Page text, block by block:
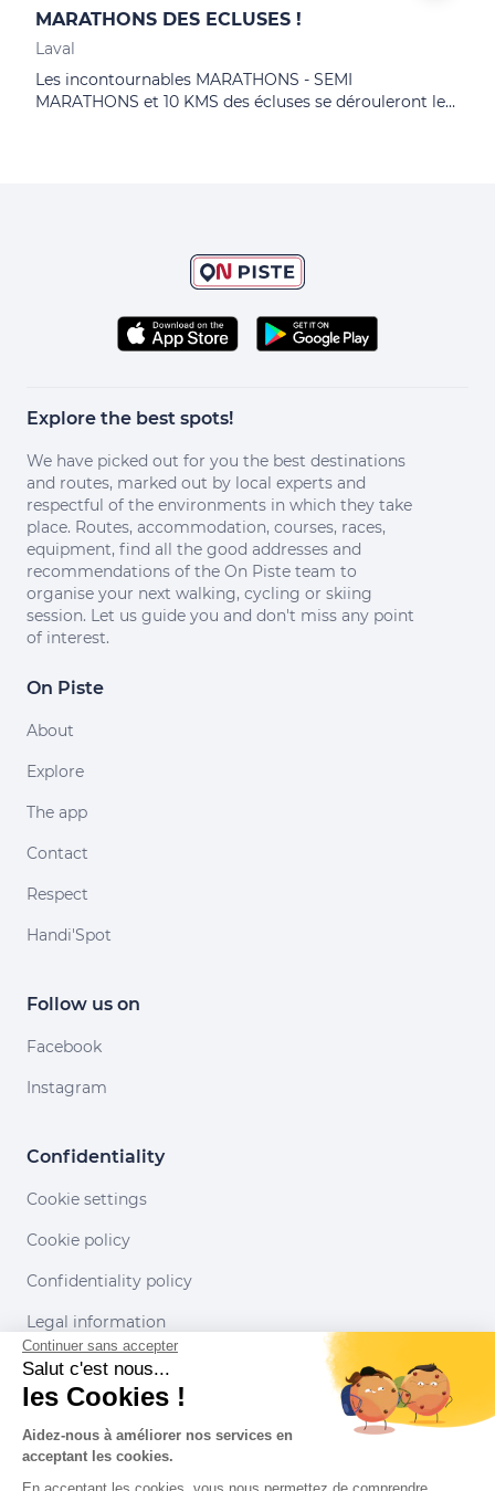
MARATHONS DES ECLUSES !
Laval
Les incontournables MARATHONS - SEMI
MARATHONS et 10 KMS des écluses se dérouleront le
Explore the best spots!
We have picked out for you the best destinations
and routes, marked out by local experts and
respectful of the environments in which they take
place. Routes, accommodation, courses, races,
equipment, find all the good addresses and
recommendations of the On Piste team to
organise your next walking, cycling or skiing
session. Let us guide you and don't miss any point
of interest.
On Piste
About
Explore
The app
Contact
Respect
Handi'Spot
Follow us on
Facebook
Instagram
Confidentiality
Cookie settings
Cookie policy
Confidentiality policy
Legal information
Conditions of use
Our partners
Continuer sans accepter
Salut c'est nous...
les Cookies !
Aidez-nous à améliorer nos services en
acceptant les cookies.
En acceptant les cookies, vous nous permettez de comprendre